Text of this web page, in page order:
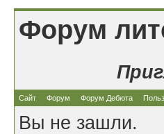
Форум
Сайт Форум Форум Дебюта
Вы не зашли.